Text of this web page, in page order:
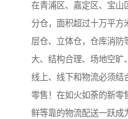
在青浦区、嘉定区、宝山
分仓，面积超过十万平方
层仓、立体仓，仓库消防
大、结构合理、场地空旷
线上、线下和物流必须结
零售！在如火如荼的新零
鲜等靠的物流配送一跃成